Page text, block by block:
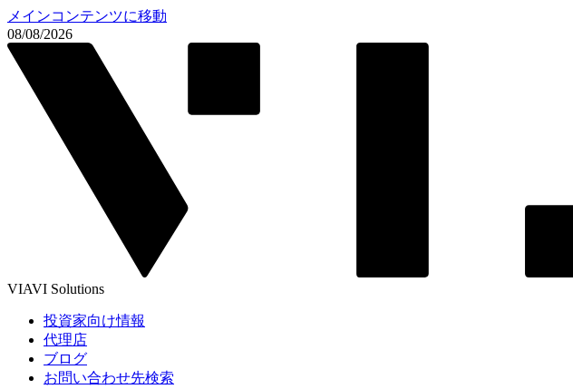
メインコンテンツに移動
08/08/2026
VIAVI Solutions
投資家向け情報
代理店
ブログ
お問い合わせ先検索